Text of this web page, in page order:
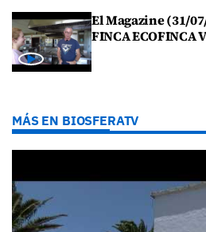
El Magazine (31/
FINCA ECOFINCA
MÁS EN BIOSFERATV